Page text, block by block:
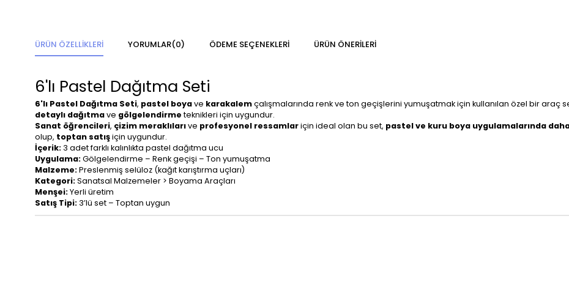
ÜRÜN ÖZELLIKLERI YORUMLAR(0) ÖDEME SEÇENEKLERI ÜRÜN ÖNERILERI
6'lı Pastel Dağıtma Seti
6'lı Pastel Dağıtma Seti, pastel boyave karakalemçalışmalarında renk ve ton geçişlerini yumuşatmak için kullanılan özel bir araç
detaylı dağıtmave gölgelendirmeteknikleri için uygundur.
Sanat öğrencileri, çizim meraklılarıve profesyonel ressamlariçin ideal olan bu set, pastel ve kuru boya uygulamalarında
olup, toptan satışiçin uygundur.
İçerik: 3 adet farklı kalınlıkta pastel dağıtma ucu
Uygulama:Gölgelendirme – Renk geçişi – Ton yumuşatma
Malzeme:Preslenmiş selüloz (kağıt karıştırma uçları)
Kategori:Sanatsal Malzemeler > Boyama Araçları
Menşei:Yerli üretim
Satış Tipi: 3’lü set – Toptan uygun